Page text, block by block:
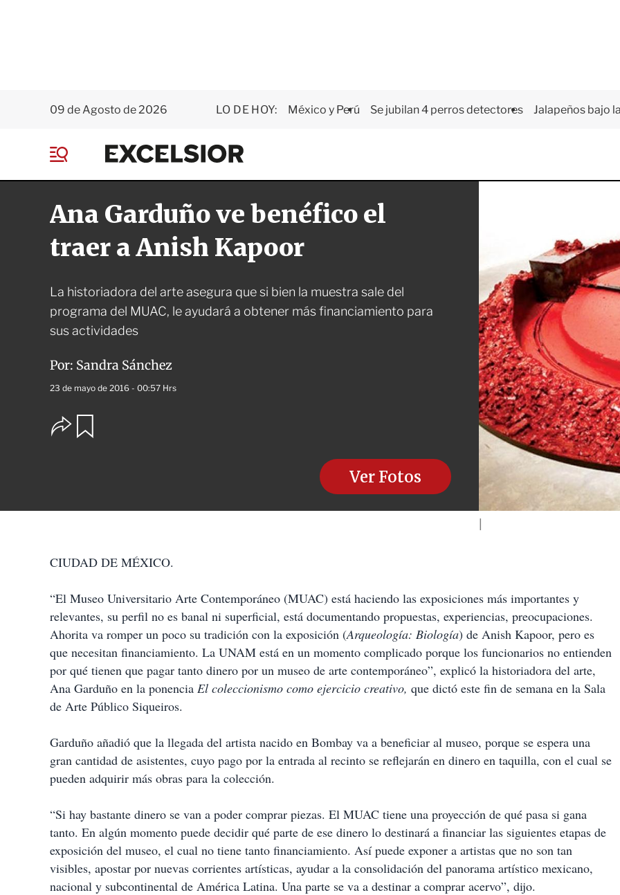
09 de Agosto de 2026 LO DE HOY: México y Perú Se jubilan 4 perros detectores Jalapeños bajo
E
x
e
s
i
r
e
Ana Garduño ve benéfico el
traer a Anish Kapoor
La historiadora del arte asegura que si bien la muestra sale del
programa del MUAC, le ayudará a obtener más financiamiento para
sus actividades
Por: Sandra Sánchez
23 de mayo de 2016 - 00:57 Hrs
O
p
s
o
p
a
r
t
r
Ver Fotos
CIUDAD DE MÉXICO.
“El Museo Universitario Arte Contemporáneo (MUAC) está haciendo las exposiciones más importantes y
relevantes, su perfil no es banal ni superficial, está documentando propuestas, experiencias, preocupaciones.
Ahorita va romper un poco su tradición con la exposición (Arqueología: Biología) de Anish Kapoor, pero es
que necesitan financiamiento. La UNAM está en un momento complicado porque los funcionarios no entienden
por qué tienen que pagar tanto dinero por un museo de arte contemporáneo”, explicó la historiadora del arte,
Ana Garduño en la ponencia El coleccionismo como ejercicio creativo, que dictó este fin de semana en la Sala
de Arte Público Siqueiros.
Garduño añadió que la llegada del artista nacido en Bombay va a beneficiar al museo, porque se espera una
gran cantidad de asistentes, cuyo pago por la entrada al recinto se reflejarán en dinero en taquilla, con el cual se
pueden adquirir más obras para la colección.
“Si hay bastante dinero se van a poder comprar piezas. El MUAC tiene una proyección de qué pasa si gana
tanto. En algún momento puede decidir qué parte de ese dinero lo destinará a financiar las siguientes etapas de
exposición del museo, el cual no tiene tanto financiamiento. Así puede exponer a artistas que no son tan
visibles, apostar por nuevas corrientes artísticas, ayudar a la consolidación del panorama artístico mexicano,
nacional y subcontinental de América Latina. Una parte se va a destinar a comprar acervo”, dijo.